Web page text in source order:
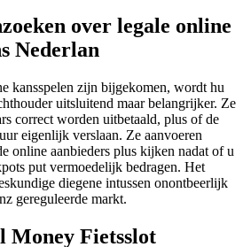
over legale online
Nederlan
kansspelen zijn bijgekomen, wordt hu
uitsluitend maar belangrijker. Ze
correct worden uitbetaald, plus of de
eigenlijk verslaan. Ze aanvoeren
online aanbieders plus kijken nadat of u
put vermoedelijk bedragen. Het
diegene intussen onontbeerlijk
gereguleerde markt.
Money Fietsslot